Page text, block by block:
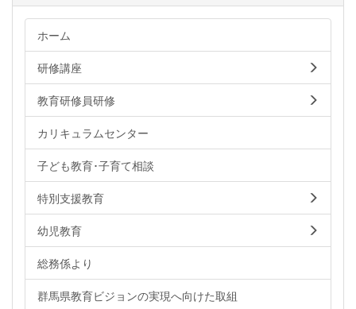
ホーム
研修講座
教育研修員研修
カリキュラムセンター
子ども教育･子育て相談
特別支援教育
幼児教育
総務係より
群馬県教育ビジョンの実現へ向けた取組